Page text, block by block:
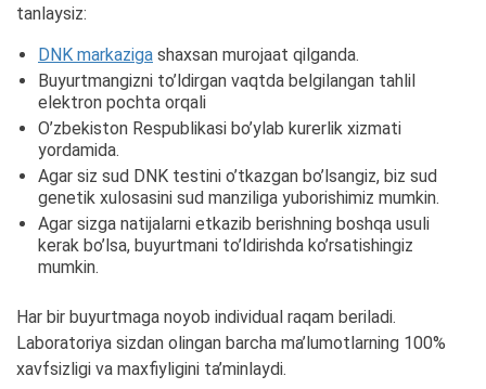
tanlaysiz:
DNK markaziga shaxsan murojaat qilganda.
Buyurtmangizni to’ldirgan vaqtda belgilangan tahlil
elektron pochta orqali
O’zbekiston Respublikasi bo’ylab kurerlik xizmati
yordamida.
Agar siz sud DNK testini o’tkazgan bo’lsangiz, biz sud
genetik xulosasini sud manziliga yuborishimiz mumkin.
Agar sizga natijalarni etkazib berishning boshqa usuli
kerak bo’lsa, buyurtmani to’ldirishda ko’rsatishingiz
mumkin.
Har bir buyurtmaga noyob individual raqam beriladi.
Laboratoriya sizdan olingan barcha ma’lumotlarning 100%
xavfsizligi va maxfiyligini ta’minlaydi.